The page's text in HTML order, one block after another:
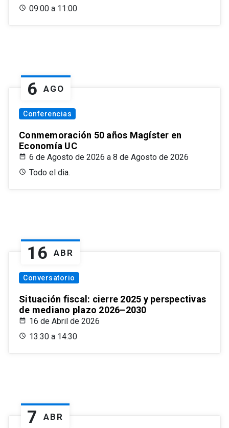
09:00 a 11:00
6 AGO
Conferencias
Conmemoración 50 años Magíster en
Economía UC
6 de Agosto de 2026 a 8 de Agosto de 2026
Todo el dia.
16 ABR
Conversatorio
Situación fiscal: cierre 2025 y perspectivas
de mediano plazo 2026–2030
16 de Abril de 2026
13:30 a 14:30
7 ABR